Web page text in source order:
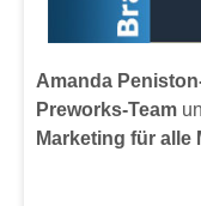
Amanda
Preworks-Team
Marketing für alle